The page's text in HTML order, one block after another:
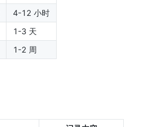
4-12 小时
1-3 天
1-2 周